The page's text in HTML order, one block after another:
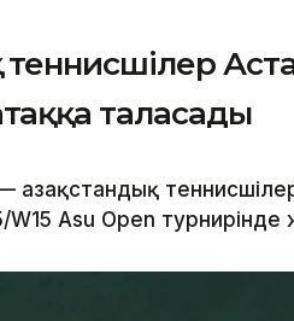
таласады
Қазақстандық
W15 Asu Open